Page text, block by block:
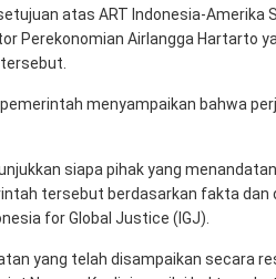
atas ART Indonesia-Amerika
Perekonomian Airlangga Hartarto
menyampaikan bahwa
siapa pihak yang
tersebut berdasarkan fakta dan
for Global Justice (IGJ).
yang telah disampaikan secara